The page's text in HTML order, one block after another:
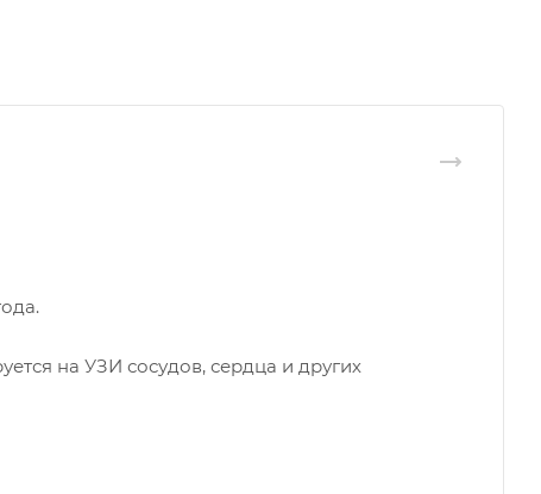
на УЗИ сосудов, сердца и других